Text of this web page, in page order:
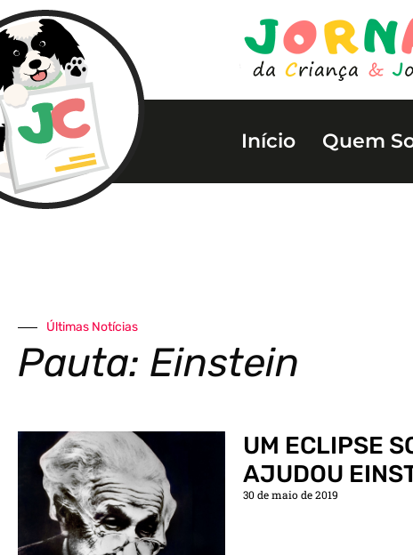
Início Quem
Últimas Notícias
Pauta: Einstein
UM ECLIPSE
AJUDOU
30 de maio de 2019